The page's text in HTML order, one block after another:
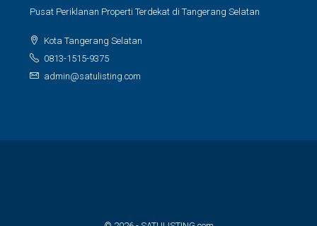
Pusat Periklanan Properti Terdekat di Tangerang Selatan
Kota Tangerang Selatan
0813-1515-9375
admin@satulisting.com